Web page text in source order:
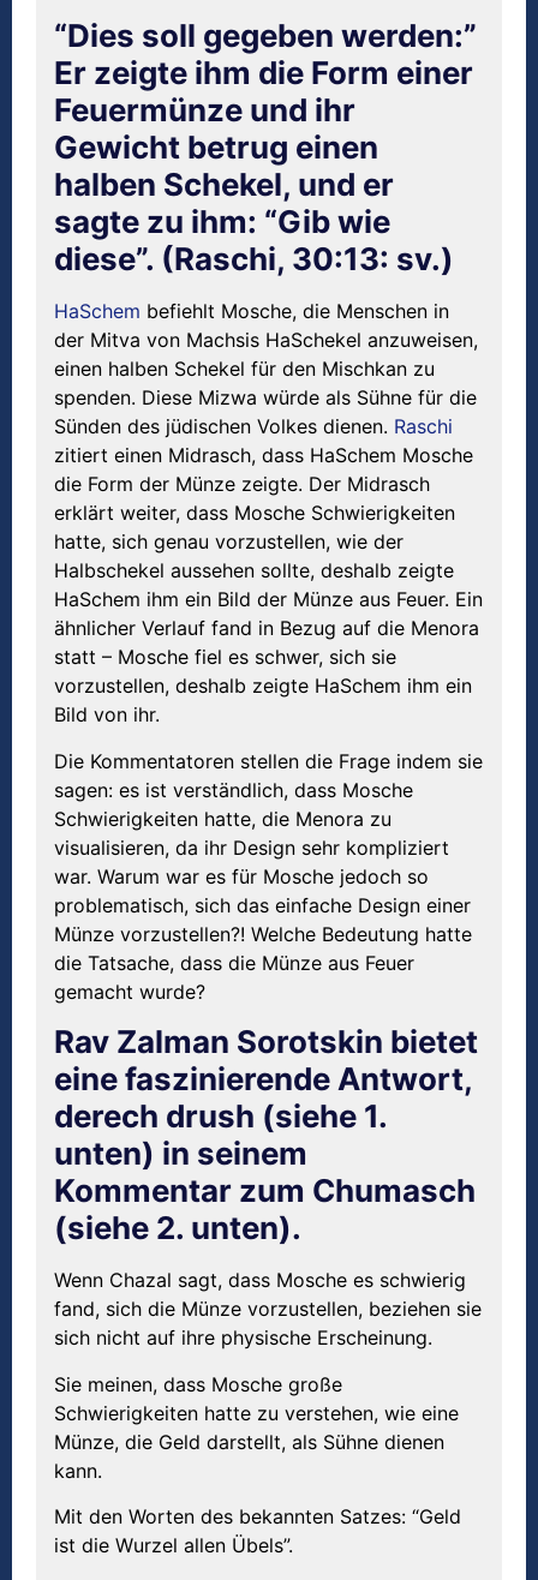
“Dies soll gegeben werden:”
Er zeigte ihm die Form einer
Feuermünze und ihr
Gewicht betrug einen
halben Schekel, und er
sagte zu ihm: “Gib wie
diese”. (Raschi, 30:13: sv.)
HaSchem befiehlt Mosche, die Menschen in
der Mitva von Machsis HaSchekel anzuweisen,
einen halben Schekel für den Mischkan zu
spenden. Diese Mizwa würde als Sühne für die
Sünden des jüdischen Volkes dienen. Raschi
zitiert einen Midrasch, dass HaSchem Mosche
die Form der Münze zeigte. Der Midrasch
erklärt weiter, dass Mosche Schwierigkeiten
hatte, sich genau vorzustellen, wie der
Halbschekel aussehen sollte, deshalb zeigte
HaSchem ihm ein Bild der Münze aus Feuer. Ein
ähnlicher Verlauf fand in Bezug auf die Menora
statt – Mosche fiel es schwer, sich sie
vorzustellen, deshalb zeigte HaSchem ihm ein
Bild von ihr.
Die Kommentatoren stellen die Frage indem sie
sagen: es ist verständlich, dass Mosche
Schwierigkeiten hatte, die Menora zu
visualisieren, da ihr Design sehr kompliziert
war. Warum war es für Mosche jedoch so
problematisch, sich das einfache Design einer
Münze vorzustellen?! Welche Bedeutung hatte
die Tatsache, dass die Münze aus Feuer
gemacht wurde?
Rav Zalman Sorotskin bietet
eine faszinierende Antwort,
derech drush (siehe 1.
unten) in seinem
Kommentar zum Chumasch
(siehe 2. unten).
Wenn Chazal sagt, dass Mosche es schwierig
fand, sich die Münze vorzustellen, beziehen sie
sich nicht auf ihre physische Erscheinung.
Sie meinen, dass Mosche große
Schwierigkeiten hatte zu verstehen, wie eine
Münze, die Geld darstellt, als Sühne dienen
kann.
Mit den Worten des bekannten Satzes: “Geld
ist die Wurzel allen Übels”.